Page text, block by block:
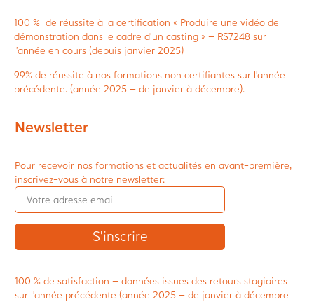
100 % de réussite à la certification « Produire une vidéo de
démonstration dans le cadre d’un casting » – RS7248 sur
l’année en cours (depuis janvier 2025)
99% de réussite à nos formations non certifiantes sur l’année
précédente. (année 2025 – de janvier à décembre).
Newsletter
Pour recevoir nos formations et actualités en avant-première,
inscrivez-vous à notre newsletter:
100 % de satisfaction – données issues des retours stagiaires
sur l’année précédente (année 2025 – de janvier à décembre